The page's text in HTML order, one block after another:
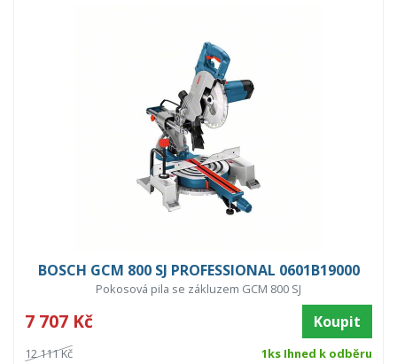
BOSCH GCM 800 SJ PROFESSIONAL 0601B19000
Pokosová pila se zákluzem GCM 800 SJ
7 707 Kč Koupit
12 111 Kč 1ks Ihned k odběru